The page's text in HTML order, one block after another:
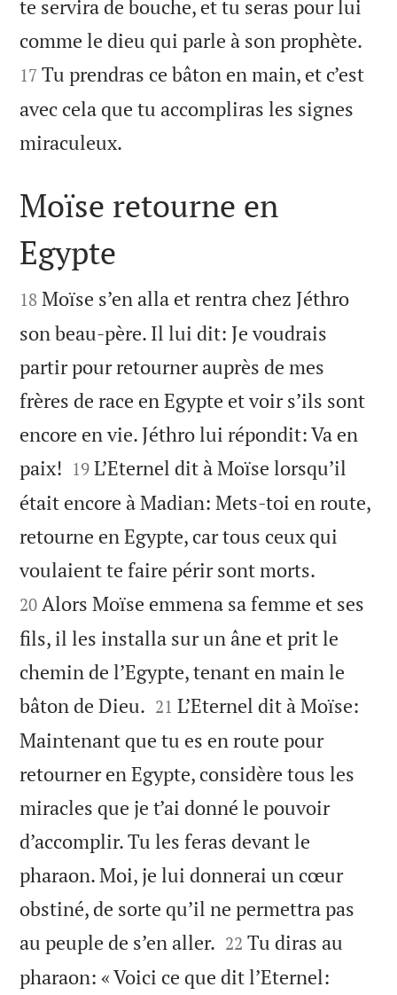
te servira de bouche, et tu seras pour lui
comme le dieu qui parle à son prophète.
17 Tu prendras ce bâton en main, et c’est
avec cela que tu accompliras les signes
miraculeux.

Moïse retourne en
Egypte

18 Moïse s’en alla et rentra chez Jéthro
son beau-père. Il lui dit: Je voudrais
partir pour retourner auprès de mes
frères de race en Egypte et voir s’ils sont
encore en vie. Jéthro lui répondit: Va en
paix! 

19 L’Eternel dit à Moïse lorsqu’il
était encore à Madian: Mets-toi en route,
retourne en Egypte, car tous ceux qui
voulaient te faire périr sont morts.
20 Alors Moïse emmena sa femme et ses
fils, il les installa sur un âne et prit le
chemin de l’Egypte, tenant en main le
bâton de Dieu. 

21 L’Eternel dit à Moïse:
Maintenant que tu es en route pour
retourner en Egypte, considère tous les
miracles que je t’ai donné le pouvoir
d’accomplir. Tu les feras devant le
pharaon. Moi, je lui donnerai un cœur
obstiné, de sorte qu’il ne permettra pas
au peuple de s’en aller. 

22 Tu diras au
pharaon: « Voici ce que dit l’Eternel: